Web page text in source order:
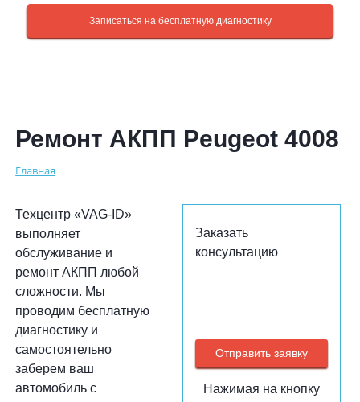
Записаться на бесплатную диагностику
Ремонт АКПП Peugeot 4008
Главная
Техцентр «VAG-ID»
выполняет
обслуживание и
ремонт АКПП любой
сложности. Мы
проводим бесплатную
диагностику и
самостоятельно
заберем ваш
автомобиль с
Заказать
консультацию
Нажимая на кнопку